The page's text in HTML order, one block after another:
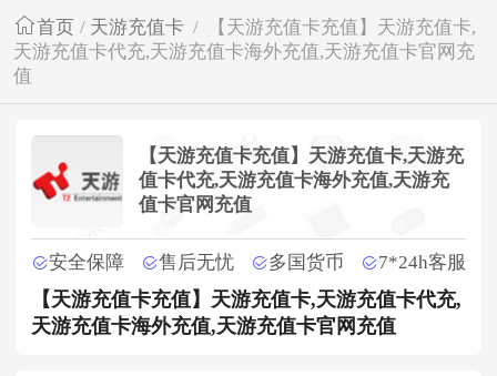
首页 / 天游充值卡 /
【天游充值卡充值】天游充值卡,
天游充值卡代充,天游充值卡海外充值,天游充值卡官网充
值
【天游充值卡充值】天游充值卡,天游充
值卡代充,天游充值卡海外充值,天游充
值卡官网充值
安全保障 售后无忧 多国货币 7*24h客服
【天游充值卡充值】天游充值卡,天游充值卡代充,
天游充值卡海外充值,天游充值卡官网充值